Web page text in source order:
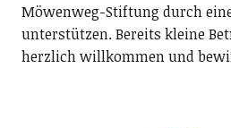
Möwenweg-Stiftung durch
unterstützen. Bereits kleine
herzlich willkommen und